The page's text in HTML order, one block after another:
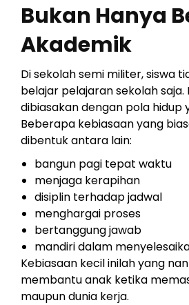
Bukan Hanya
Akademik
Di sekolah semi militer, siswa
belajar pelajaran sekolah saja.
dibiasakan dengan pola hidup
Beberapa kebiasaan yang
dibentuk antara lain:
bangun pagi tepat waktu
menjaga kerapihan
disiplin terhadap jadwal
menghargai proses
bertanggung jawab
mandiri dalam
Kebiasaan kecil inilah yang
membantu anak ketika
maupun dunia kerja.